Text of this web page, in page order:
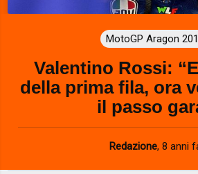
MotoGP Aragon
Valentino Rossi:
della prima fila, ora
il passo
Redazione, 8 anni